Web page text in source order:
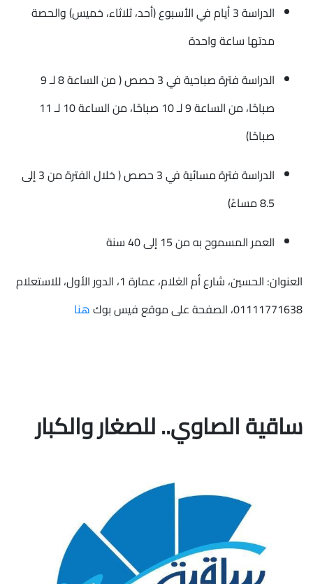
الدراسة 3 أيام في الأسبوع (أحد، ثلاثاء، خميس) والحصة
مدتها ساعة واحدة
الدراسة فترة صباحية في 3 حصص ( من الساعة 8 لـ 9
صباحًا، من الساعة 9 لـ 10 صباحًا، من الساعة 10 لـ 11
صباحًا)
الدراسة فترة مسائية في 3 حصص ( خلال الفترة من 3 إلى
8.5 مساءً)
العمر المسموح به من 15 إلى 40 سنة
العنوان: الحسين، شارع أم الغلام، عمارة 1، الدور الأول، للاستعلام
01111771638، الصفحة على موقع فيس بوك
هنا
ساقية الصاوي.. للصغار والكبار